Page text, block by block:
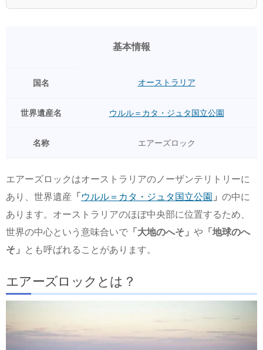
基本情報
国名 オーストラリア
世界遺産名 ウルル＝カタ・ジュタ国立公園
名称 エアーズロック
エアーズロックはオーストラリアのノーザンテリトリーに
あり、世界遺産 「 ウルル＝カタ・ジュタ国立公園 」 の中に
あります。オーストラリアのほぼ中央部に位置するため、
世界の中心という意味合いで 「大地のへそ」 や 「地球のへ
そ」
とも呼ばれることがあります。
エアーズロックとは？